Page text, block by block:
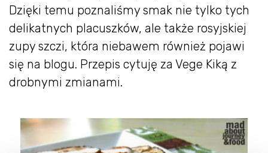
Dzięki temu poznaliśmy smak nie tylko tych
delikatnych placuszków, ale także rosyjskiej
zupy szczi, która niebawem również pojawi
się na blogu. Przepis cytuję za Vege Kiką z
drobnymi zmianami.